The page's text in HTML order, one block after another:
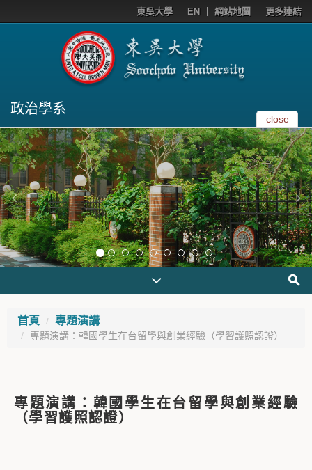
東吳大學 EN 網站地圖 更多連結
政治學系
close
首頁 專題演講
專題演講：韓國學生在台留學與創業經驗（學習護照認證）
專題演講：韓國學生在台留學與創業經驗
（學習護照認證）